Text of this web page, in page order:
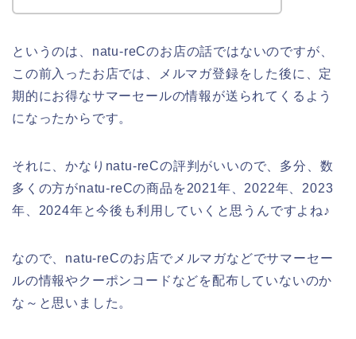
というのは、natu-reCのお店の話ではないのですが、
この前入ったお店では、メルマガ登録をした後に、定
期的にお得なサマーセールの情報が送られてくるよう
になったからです。
それに、かなりnatu-reCの評判がいいので、多分、数
多くの方がnatu-reCの商品を2021年、2022年、2023
年、2024年と今後も利用していくと思うんですよね♪
なので、natu-reCのお店でメルマガなどでサマーセー
ルの情報やクーポンコードなどを配布していないのか
な～と思いました。